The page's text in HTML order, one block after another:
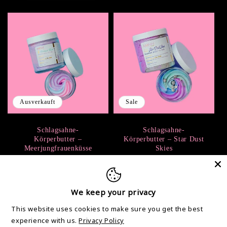
Ausverkauft
Schlagsahne-
Körperbutter –
Meerjungfrauenküsse
Bewertungen
insgesamt
Verkaufspreis
Sale
Schlagsahne-
Körperbutter – Star Dust
Skies
Verkaufspreis
In den Warenkorb
We keep your privacy
This website uses cookies to make sure you get the best
experience with us. Privacy Policy